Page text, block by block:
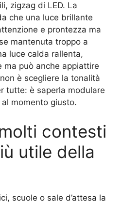
zigzag di LED. La
che una luce brillante
e prontezza ma
mantenuta troppo a
luce calda rallenta,
ma può anche appiattire
è scegliere la tonalità
tutte: è saperla modulare
momento giusto.
contesti
utile della
scuole o sale d’attesa la